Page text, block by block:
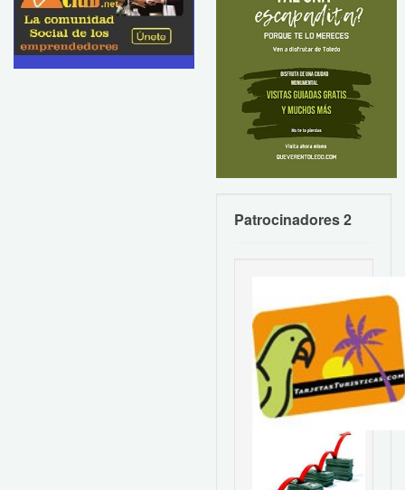
Patrocinadores 2